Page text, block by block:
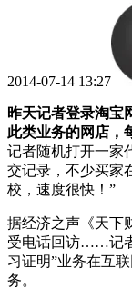
2014-07-14 13:27
昨天记者登录淘宝
此类业务的网店，
记者随机打开一家
交记录，不少买家
校，速度很快！”
据经济之声《天下
受电话回访……记
习证明”业务在互
务。